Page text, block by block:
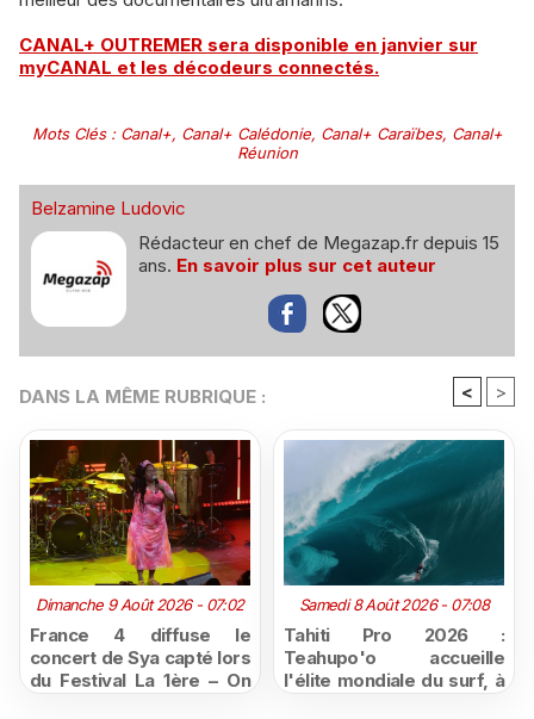
CANAL+ OUTREMER sera disponible en janvier sur
myCANAL et les décodeurs connectés.
Mots Clés: Canal+, Canal+ Calédonie, Canal+ Caraïbes, Canal+
Réunion
Belzamine Ludovic
Rédacteur en chef de Megazap.fr depuis 15
ans. En savoir plus sur cet auteur
DANS LA MÊME RUBRIQUE : < >
Dimanche 9 Août 2026 - 07:02
France 4 diffuse le
concert de Sya capté lors
du Festival La 1ère – On
Samedi 8 Août 2026 - 07:08
Tahiti Pro 2026 :
Teahupo'o accueille
l'élite mondiale du surf, à